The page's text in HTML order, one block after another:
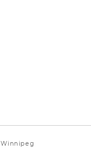
Winnipeg